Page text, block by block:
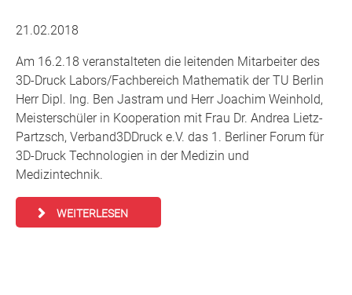
21.02.2018
Am 16.2.18 veranstalteten die leitenden Mitarbeiter des
3D-Druck Labors/Fachbereich Mathematik der TU Berlin
Herr Dipl. Ing. Ben Jastram und Herr Joachim Weinhold,
Meisterschüler in Kooperation mit Frau Dr. Andrea Lietz-
Partzsch, Verband3DDruck e.V. das 1. Berliner Forum für
3D-Druck Technologien in der Medizin und
Medizintechnik.
WEITERLESEN